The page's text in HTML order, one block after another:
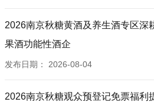
贵阳黔隆聚商贸有限责任公司
荥阳市宏德利商贸有限公司
2026南京秋糖黄酒及养生酒专区深
果酒功能性酒企
发布日期： 2026-08-04
2026南京秋糖观众预登记免票福利